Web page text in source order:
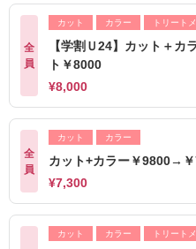
全
員
カット カラー トリート
【学割Ｕ24】カット＋カ
ト￥8000
¥8,000
全
員
カット カラー
カット+カラー￥9800→
¥7,300
カット カラー トリート